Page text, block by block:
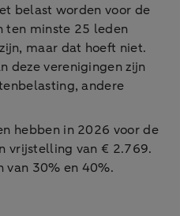
belast worden voor de
ten minste 25 leden
maar dat hoeft niet.
deze verenigingen zijn
andere
hebben in 2026 voor de
vrijstelling van € 2.769.
van 30% en 40%.